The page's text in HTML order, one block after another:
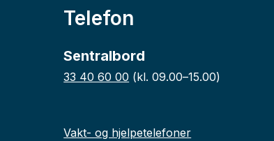
Telefon
Sentralbord
33 40 60 00 (kl. 09.00–15.00)
Vakt- og hjelpetelefoner